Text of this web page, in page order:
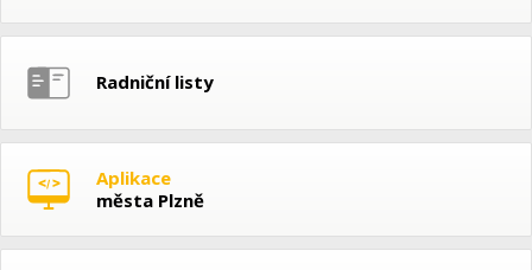
Radniční listy
Aplikace
města Plzně